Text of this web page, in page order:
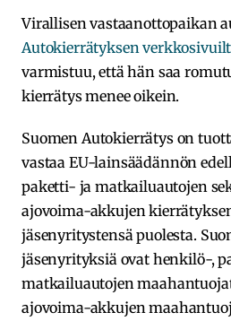
Virallisen vastaanottopaikan
Autokierrätyksen
varmistuu, että hän saa
kierrätys menee oikein.
Suomen Autokierrätys on
vastaa EU-lainsäädännön
paketti- ja matkailuautojen
ajovoima-akkujen
jäsenyritystensä puolesta.
jäsenyrityksiä ovat henkilö-,
matkailuautojen
ajovoima-akkujen